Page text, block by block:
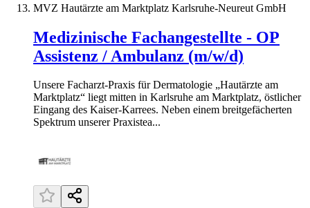
MVZ Hautärzte am Marktplatz Karlsruhe-Neureut GmbH
Medizinische Fachangestellte - OP
Assistenz / Ambulanz (m/w/d)
Unsere Facharzt-Praxis für Dermatologie „Hautärzte am
Marktplatz“ liegt mitten in Karlsruhe am Marktplatz, östlicher
Eingang des Kaiser-Karrees. Neben einem breitgefächerten
Spektrum unserer Praxistea...